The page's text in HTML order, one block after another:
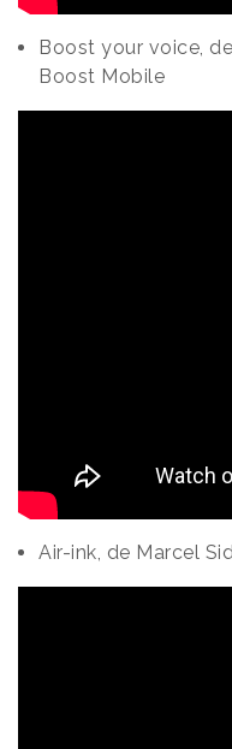
Boost your voice,
Boost Mobile
Air-ink, de Marcel